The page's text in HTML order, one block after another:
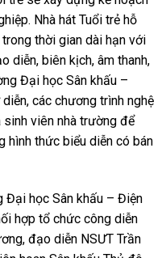
Nhà hát Tuổi trẻ hỗ
thời gian dài hạn với
diễn, biên kịch, âm thanh,
Đại học Sân khấu –
các chương trình nghệ
viên nhà trường để
hình thức biểu diễn có bán
Đại học Sân khấu – Điện
hợp tổ chức công diễn
đạo diễn NSƯT Trần